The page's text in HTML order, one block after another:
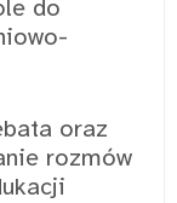
do
oraz
rozmów